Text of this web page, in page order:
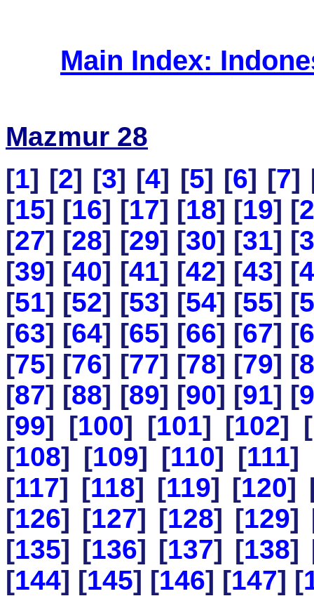
Main Index:
Mazmur 28
[1] [2] [3] [4] [5] [6] [7]
[15] [16] [17] [18] [19] [
[27] [28] [29] [30] [31] [
[39] [40] [41] [42] [43] [
[51] [52] [53] [54] [55] [
[63] [64] [65] [66] [67] [
[75] [76] [77] [78] [79] [
[87] [88] [89] [90] [91] [
[99] [100] [101] [102] [
[108] [109] [110] [111]
[117] [118] [119] [120]
[126] [127] [128] [129]
[135] [136] [137] [138]
[144] [145] [146] [147] [